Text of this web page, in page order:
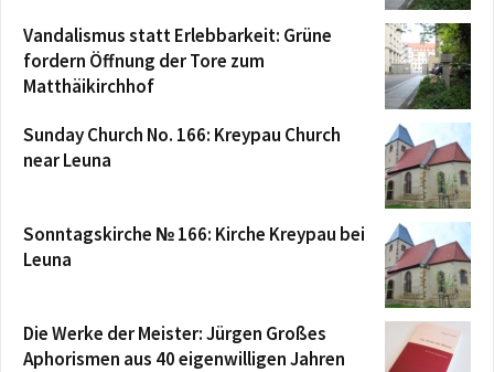
Vandalismus statt Erlebbarkeit: Grüne
fordern Öffnung der Tore zum
Matthäikirchhof
Sunday Church No. 166: Kreypau Church
near Leuna
Sonntagskirche № 166: Kirche Kreypau bei
Leuna
Die Werke der Meister: Jürgen Großes
Aphorismen aus 40 eigenwilligen Jahren